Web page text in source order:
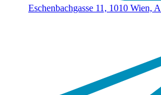
Eschenbachgasse 11, 1010 Wien,